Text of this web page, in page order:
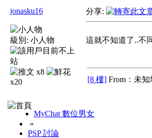
jonasku16
級別: 小人物
x8
x20
分享:
這就不知道了..不
[8 樓] From：未知
MyChat 數位男女
»
PSP 討論